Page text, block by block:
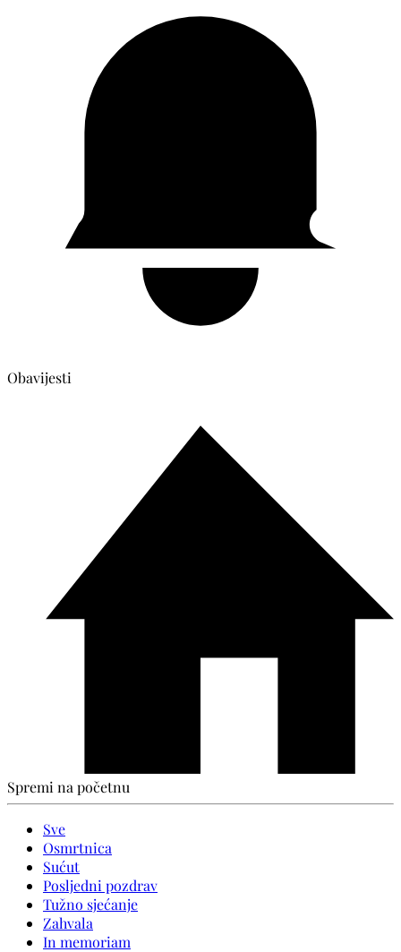
Obavijesti
Spremi na početnu
Sve
Osmrtnica
Sućut
Posljedni pozdrav
Tužno sjećanje
Zahvala
In memoriam